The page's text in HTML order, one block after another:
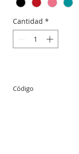
Cantidad *
Código